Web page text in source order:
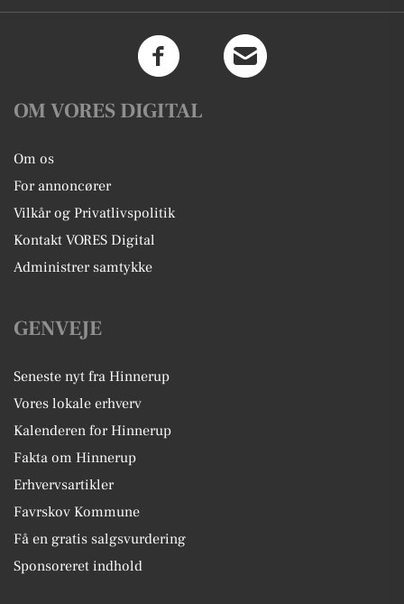
OM VORES DIGITAL
Om os
For annoncører
Vilkår og Privatlivspolitik
Kontakt VORES Digital
Administrer samtykke
GENVEJE
Seneste nyt fra Hinnerup
Vores lokale erhverv
Kalenderen for Hinnerup
Fakta om Hinnerup
Erhvervsartikler
Favrskov Kommune
Få en gratis salgsvurdering
Sponsoreret indhold